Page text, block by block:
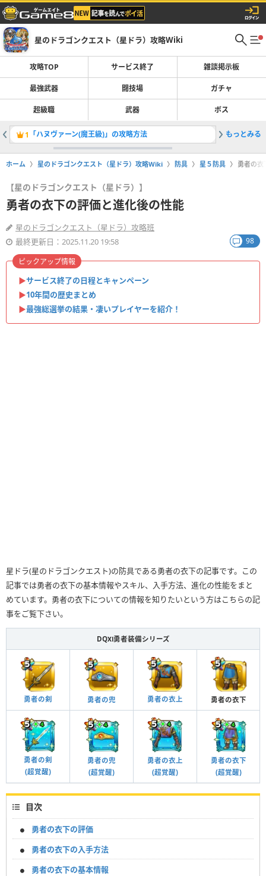
星のドラゴンクエスト（星ドラ）攻略Wiki
攻略TOP サービス終了 雑談掲示板
最強武器 闘技場 ガチャ
超級職 武器 ボス
1 「ハヌヴァーン(魔王級)」の攻略方法 2無属性
もっとみる
ホーム 星のドラゴンクエスト（星ドラ）攻略Wiki 防具 星５防具 勇者の衣
【星のドラゴンクエスト（星ドラ）】
勇者の衣下の評価と進化後の性能
星のドラゴンクエスト（星ドラ）攻略班
最終更新日：2025.11.20 19:58
98
▶︎サービス終了の日程とキャンペーン
▶︎10年間の歴史まとめ
▶︎最強総選挙の結果・凄いプレイヤーを紹介！
ピックアップ情報
星ドラ(星のドラゴンクエスト)の防具である勇者の衣下の記事です。この
記事では勇者の衣下の基本情報やスキル、入手方法、進化の性能をまと
めています。勇者の衣下についての情報を知りたいという方はこちらの記
事をご覧下さい。
DQⅪ勇者装備シリーズ
勇者の剣 勇者の兜 勇者の衣上 勇者の衣下
勇者の剣
(超覚醒)
勇者の兜
(超覚醒)
勇者の衣上
(超覚醒)
勇者の衣下
(超覚醒)
目次
勇者の衣下の評価
勇者の衣下の入手方法
勇者の衣下の基本情報